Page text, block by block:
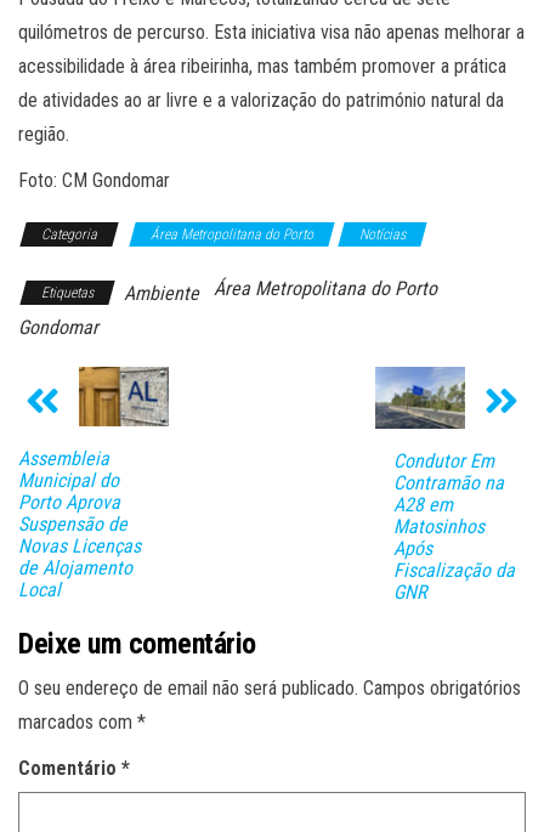
quilómetros de percurso. Esta iniciativa visa não apenas melhorar a
acessibilidade à área ribeirinha, mas também promover a prática
de atividades ao ar livre e a valorização do património natural da
região.
Foto: CM Gondomar
Categoria Área Metropolitana do Porto Notícias
Etiquetas Ambiente
Área Metropolitana do Porto
Gondomar
Assembleia
Municipal do
Porto Aprova
Suspensão de
Novas Licenças
de Alojamento
Local
Condutor Em
Contramão na
A28 em
Matosinhos
Após
Fiscalização da
GNR
Deixe um comentário
O seu endereço de email não será publicado. Campos obrigatórios
marcados com *
Comentário *